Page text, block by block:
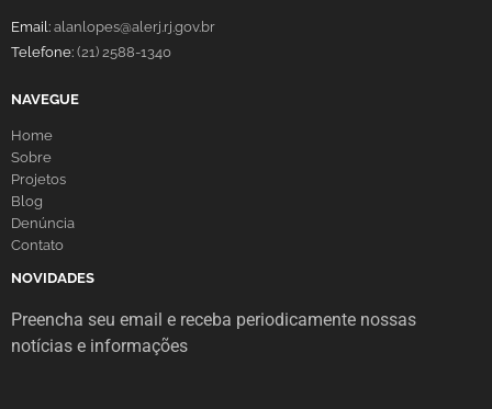
Email: alanlopes@alerj.rj.gov.br
Telefone: (21) 2588-1340
NAVEGUE
Home
Sobre
Projetos
Blog
Denúncia
Contato
NOVIDADES
Preencha seu email e receba periodicamente nossas
notícias e informações